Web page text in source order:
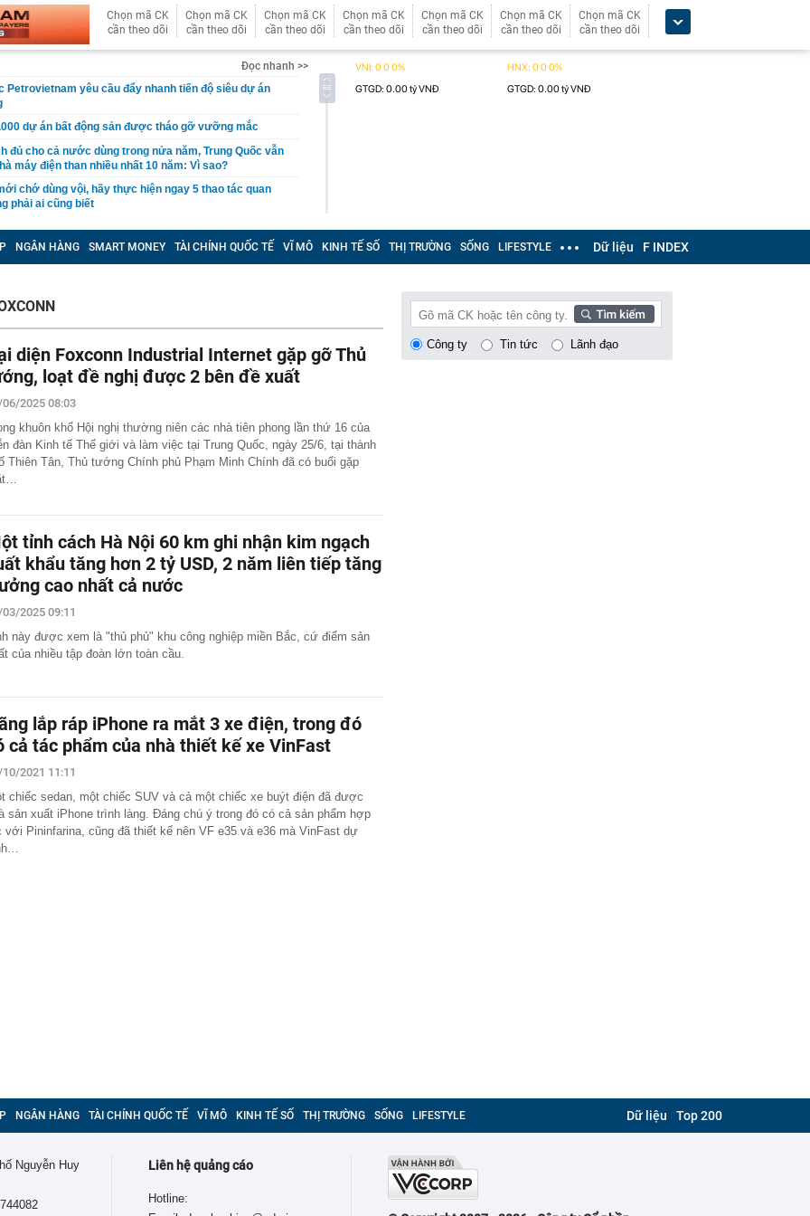
Chọn mã CK
cần theo dõi
Chọn mã CK
cần theo dõi
Chọn mã CK
cần theo dõi
Chọn mã CK
cần theo dõi
Chọn mã CK
cần theo dõi
Chọn mã CK
cần theo dõi
Chọn mã CK
cần theo dõi
Đọc nhanh >>
Petrovietnam yêu cầu đẩy nhanh tiến độ siêu dự án
dự án bất động sản được tháo gỡ vưỡng mắc
đủ cho cả nước dùng trong nửa năm, Trung Quốc vẫn
máy điện than nhiều nhất 10 năm: Vì sao?
chớ dùng vội, hãy thực hiện ngay 5 thao tác quan
phải ai cũng biết
thói quen này chứng tỏ họ đang tự hủy hoại các mối
hề hay biết
Patrik và MC Hoàng Oanh sau khi rộ tin hẹn hò
Phạm Nhật Vượng lần đầu làm sếp cấp cao
khó cầm cự được lâu hơn nữa
Nhật Bản bị bắt sau hơn 2.000 lần “bom hàng”
trình tiếp nhận, giải quyết thủ tục hành chính trực
định mới
khắc của Nga ai ngờ đã đến mức này: Làm chip "từ
5 phút", lập kỷ lục thế giới
của nghệ sĩ Quang Minh và bà xã Tăng Khánh Chi
HLV Kim Sang-sik tính toán điều gì?
mình trước nhà Huấn Hoa Hồng: TikToker, Youtuber
bão"!
ghép xe chỉ mất 5 phút, nhưng chuẩn bị hệ sinh thái đi
Nước đi đáng sợ của xe tải điện Trung Quốc
6 bằng sáng chế mới: Gã khổng lồ xe điện ấn định
pin cho phép sạc 1 lần đi từ Hà Nội đến TP.HCM
lên tiếng vụ đi taxi ở Việt Nam chỉ cảm ơn tài xế thay
thi đấu hơn 22 tỷ đồng: Công an vào cuộc, Sở Xây
tại
NGÂN HÀNG SMART MONEY TÀI CHÍNH QUỐC TẾ VĨ MÔ KINH TẾ SỐ THỊ TRƯỜNG SỐNG LIFESTYLE Dữ liệu F INDEX
diện Foxconn Industrial Internet gặp gỡ Thủ
loạt đề nghị được 2 bên đề xuất
2025 08:03
khuôn khổ Hội nghị thường niên các nhà tiên phong lần thứ 16 của
đàn Kinh tế Thế giới và làm việc tại Trung Quốc, ngày 25/6, tại thành
Thiên Tân, Thủ tướng Chính phủ Phạm Minh Chính đã có buổi gặp
tỉnh cách Hà Nội 60 km ghi nhận kim ngạch
khẩu tăng hơn 2 tỷ USD, 2 năm liên tiếp tăng
cao nhất cả nước
2025 09:11
này được xem là "thủ phủ" khu công nghiệp miền Bắc, cứ điểm sản
của nhiều tập đoàn lớn toàn cầu.
lắp ráp iPhone ra mắt 3 xe điện, trong đó
cả tác phẩm của nhà thiết kế xe VinFast
2021 11:11
chiếc sedan, một chiếc SUV và cả một chiếc xe buýt điện đã được
sản xuất iPhone trình làng. Đáng chú ý trong đó có cả sản phẩm hợp
với Pininfarina, cũng đã thiết kế nên VF e35 và e36 mà VinFast dự
Công ty Tin tức Lãnh đạo
NGÂN HÀNG TÀI CHÍNH QUỐC TẾ VĨ MÔ KINH TẾ SỐ THỊ TRƯỜNG SỐNG LIFESTYLE Dữ liệu Top 200
Nguyễn Huy
Liên hệ quảng cáo
Hotline: